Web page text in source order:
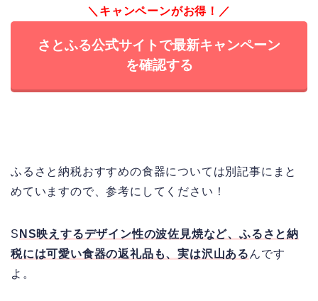
＼キャンペーンがお得！／
さとふる公式サイトで最新キャンペーン
を確認する
ふるさと納税おすすめの食器については別記事にまと
めていますので、参考にしてください！
S NS映えするデザイン性の波佐見焼など、ふるさと納
税には可愛い食器の返礼品も、実は沢山ある んです
よ。